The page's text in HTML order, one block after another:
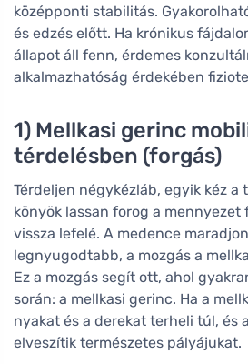
középponti stabilitás.
és edzés előtt. Ha krónikus
állapot áll fenn, érdemes
alkalmazhatóság érdekében
1) Mellkasi gerinc
térdelésben (forgás)
Térdeljen négykézláb, egyik kéz a
könyök lassan forog a mennyezet
vissza lefelé. A medence
legnyugodtabb, a mozgás a
Ez a mozgás segít ott, ahol
során: a mellkasi gerinc. Ha a
nyakat és a derekat terheli túl, és
elveszítik természetes pályájukat.